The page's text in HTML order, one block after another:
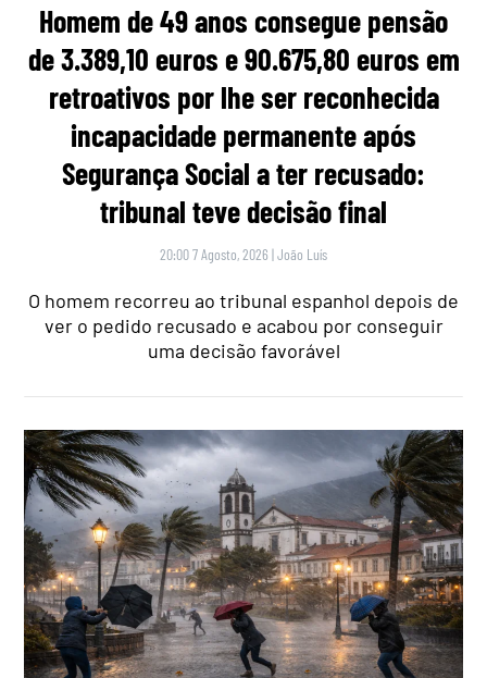
Homem de 49 anos consegue pensão
de 3.389,10 euros e 90.675,80 euros em
retroativos por lhe ser reconhecida
incapacidade permanente após
Segurança Social a ter recusado:
tribunal teve decisão final
20:00 7 Agosto, 2026 |João Luís
O homem recorreu ao tribunal espanhol depois de
ver o pedido recusado e acabou por conseguir
uma decisão favorável